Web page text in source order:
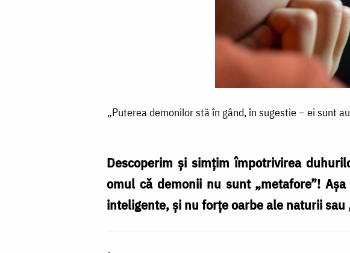
„Puterea demonilor stă în gând, în sugestie – ei sunt
Descoperim și simțim împotrivirea
omul că demonii nu sunt „metafore”!
inteligente, și nu forțe oarbe ale naturii